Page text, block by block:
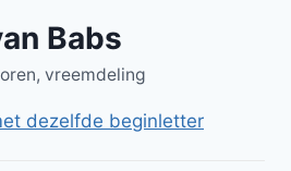
Babs
vreemdeling
dezelfde beginletter